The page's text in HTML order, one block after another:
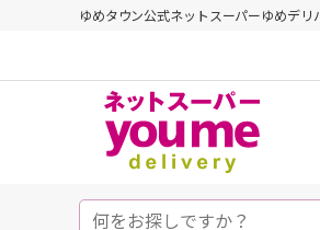
ゆめタウン公式ネットスーパーゆめデリ